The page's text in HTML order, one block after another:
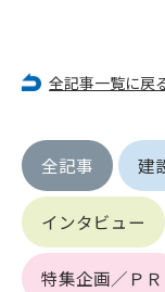
全記事一覧に戻
全記事 建
インタビュー
特集企画／ＰＲ
1. 会員は申込の際
その他形態を問
3. 会員は、IDお
第三者（他の会
を負うものとし